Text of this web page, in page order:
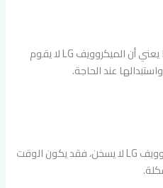
إذا كانت الثرموسات معطلة، فهذا يعني أن الميكروويف LG لا يقوم
عند الحاجة.
إذا جربت كل الحلول وما زال الميكروويف LG لا يسخن، فقد يكون الوقت